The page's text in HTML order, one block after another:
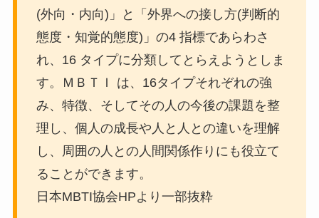
(外向・内向)」と「外界への接し方(判断的
態度・知覚的態度)」の4 指標であらわさ
れ、16 タイプに分類してとらえようとしま
す。ＭＢＴＩ は、16タイプそれぞれの強
み、特徴、そしてその人の今後の課題を整
理し、個人の成長や人と人との違いを理解
し、周囲の人との人間関係作りにも役立て
ることができます。
日本MBTI協会HPより一部抜粋